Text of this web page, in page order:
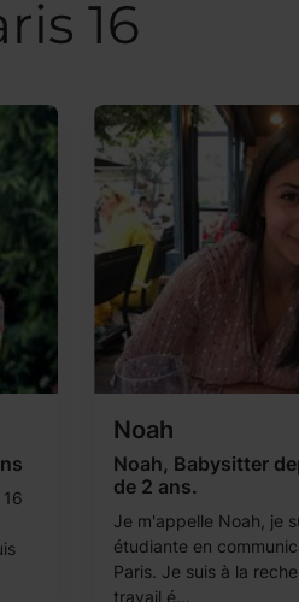
16
Noah
Noah, Babysitter
de 2 ans.
Je m'appelle Noah, je
étudiante en
Paris. Je suis à la
travail é...